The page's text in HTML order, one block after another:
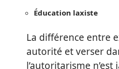
Éducation laxiste
La différence entre
autorité et verser
l’autoritarisme